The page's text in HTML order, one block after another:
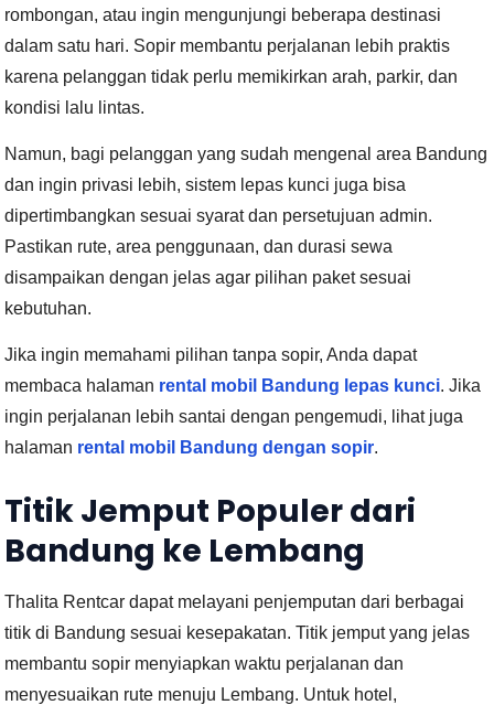
rombongan, atau ingin mengunjungi beberapa destinasi
dalam satu hari. Sopir membantu perjalanan lebih praktis
karena pelanggan tidak perlu memikirkan arah, parkir, dan
kondisi lalu lintas.
Namun, bagi pelanggan yang sudah mengenal area Bandung
dan ingin privasi lebih, sistem lepas kunci juga bisa
dipertimbangkan sesuai syarat dan persetujuan admin.
Pastikan rute, area penggunaan, dan durasi sewa
disampaikan dengan jelas agar pilihan paket sesuai
kebutuhan.
Jika ingin memahami pilihan tanpa sopir, Anda dapat
membaca halaman rental mobil Bandung lepas kunci. Jika
ingin perjalanan lebih santai dengan pengemudi, lihat juga
halaman rental mobil Bandung dengan sopir.
Titik Jemput Populer dari
Bandung ke Lembang
Thalita Rentcar dapat melayani penjemputan dari berbagai
titik di Bandung sesuai kesepakatan. Titik jemput yang jelas
membantu sopir menyiapkan waktu perjalanan dan
menyesuaikan rute menuju Lembang. Untuk hotel,